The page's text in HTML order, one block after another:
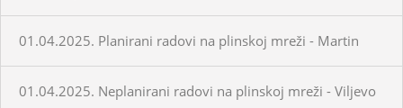
01.04.2025. Planirani radovi na plinskoj mreži - Martin
01.04.2025. Neplanirani radovi na plinskoj mreži - Viljevo